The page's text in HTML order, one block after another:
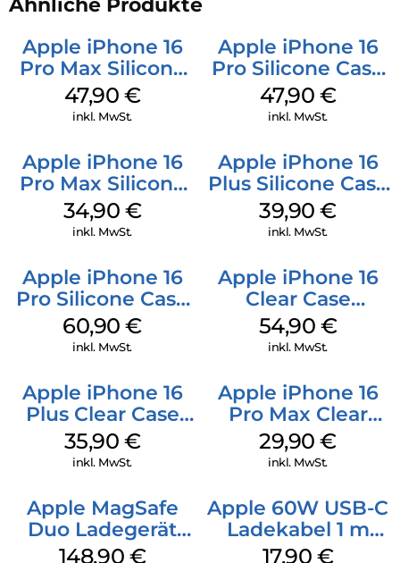
Ähnliche Produkte
Apple iPhone 16
Pro Max Silicone
Case MagSafe
Black
47,90 €
inkl. MwSt.
Apple iPhone 16
Pro Silicone Case
MagSafe Denim
47,90 €
inkl. MwSt.
Apple iPhone 16
Pro Max Silicone
Case MagSafe
Denim
34,90 €
inkl. MwSt.
Apple iPhone 16
Plus Silicone Case
MagSafe Plum
39,90€
inkl. MwSt.
Apple iPhone 16
Pro Silicone Case
MagSafe Stone
Gray
60,90€
inkl. MwSt.
Apple iPhone 16
Clear Case
MagSafe
Transparent
54,90 €
inkl. MwSt.
Apple iPhone 16
Plus Clear Case
MagSafe
Transparent
35,90 €
inkl. MwSt.
Apple iPhone 16
Pro Max Clear
Case MagSafe
Transparent
29,90€
inkl. MwSt.
Apple MagSafe
Duo Ladegerät
Weiß
148,90 €
Apple 60W USB-C
Ladekabel 1 m
Weiß
17,90 €